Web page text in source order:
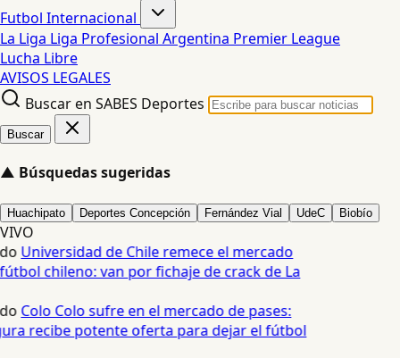
Futbol Internacional
La Liga Liga Profesional Argentina Premier League
Lucha Libre
AVISOS LEGALES
Buscar en SABES Deportes
Buscar
▲ Búsquedas sugeridas
Huachipato Deportes Concepción Fernández Vial UdeC Biobío
VIVO
Universidad de Chile remece el mercado
chileno: van por fichaje de crack de La
Colo Colo sufre en el mercado de pases:
recibe potente oferta para dejar el fútbol